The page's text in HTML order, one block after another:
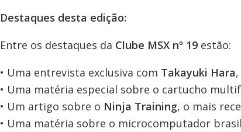
Destaques desta edição:
Entre os destaques da Clube MSX nº 19 estão:
• Uma entrevista exclusiva com Takayuki Hara
• Uma matéria especial sobre o cartucho
• Um artigo sobre o Ninja Training, o mais
• Uma matéria sobre o microcomputador